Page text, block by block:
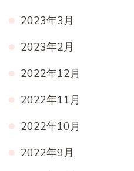
2023年3月
2023年2月
2022年12月
2022年11月
2022年10月
2022年9月